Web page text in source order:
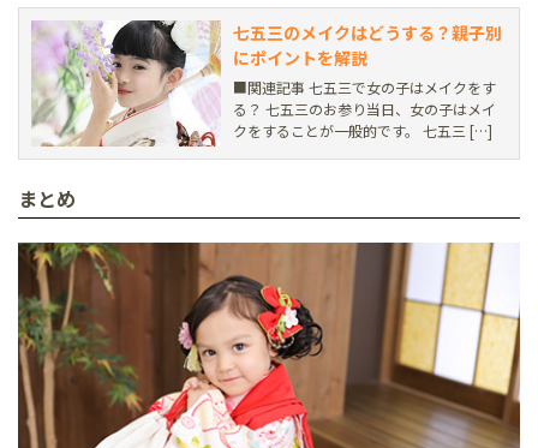
七五三のメイクはどうする？親子別
にポイントを解説
■関連記事 七五三で女の子はメイクをす
る？ 七五三のお参り当日、女の子はメイ
クをすることが一般的です。 七五三 […]
まとめ